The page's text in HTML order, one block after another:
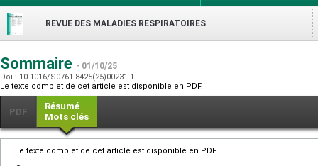
REVUE DES MALADIES RESPIRATOIRES
Sommaire - 01/10/25
Doi : 10.1016/S0761-8425(25)00231-1
Le texte complet de cet article est disponible en PDF.
PDF
Résumé
Mots clés
Le texte complet de cet article est disponible en PDF.